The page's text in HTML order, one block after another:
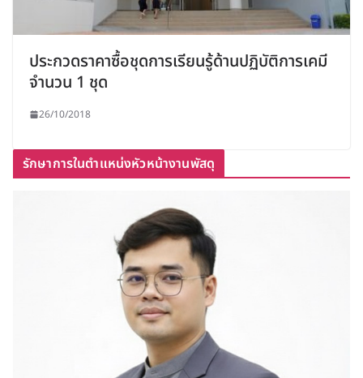
ประกวดราคาซื้อชุดการเรียนรู้ด้านปฏิบัติการเคมี
จำนวน 1 ชุด
26/10/2018
รักษาการในตำแหน่งหัวหน้างานพัสดุ